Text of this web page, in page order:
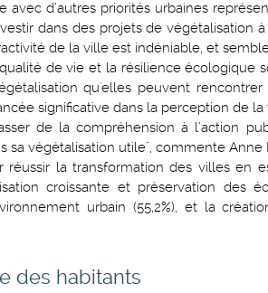
d’autres priorités urbaines
dans des projets de végétalisation
de la ville est indéniable, et
de vie et la résilience écologique
qu'elles peuvent
significative dans la perception de
de la compréhension à l’action
végétalisation utile", commente Anne
la transformation des villes en
croissante et préservation des
urbain (55,2%), et la
des habitants